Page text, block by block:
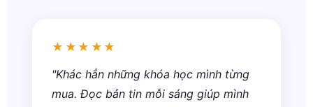
★★★★★
"Khác hẳn những khóa học mình từng
mua. Đọc bản tin mỗi sáng giúp mình